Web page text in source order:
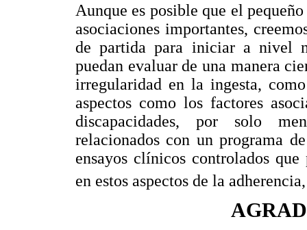
Aunque es posible que el
asociaciones importantes,
de partida para iniciar a nivel
puedan evaluar de una manera
irregularidad en la ingesta,
aspectos como los factores
discapacidades, por solo
relacionados con un programa
ensayos clínicos controlados
en estos aspectos de la